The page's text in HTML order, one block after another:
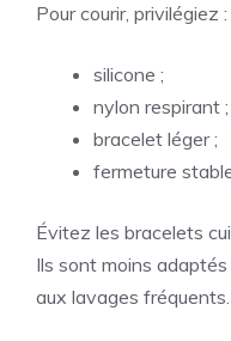
Pour courir, privilégiez :
silicone ;
nylon respirant ;
bracelet léger ;
fermeture
Évitez les bracelets
Ils sont moins
aux lavages fréquents.